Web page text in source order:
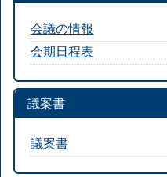
会議の情報
会期日程表
議案書
議案書